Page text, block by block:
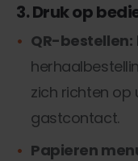
3. Druk op
QR-bestellen:
zich richten op
gastcontact.
Papieren